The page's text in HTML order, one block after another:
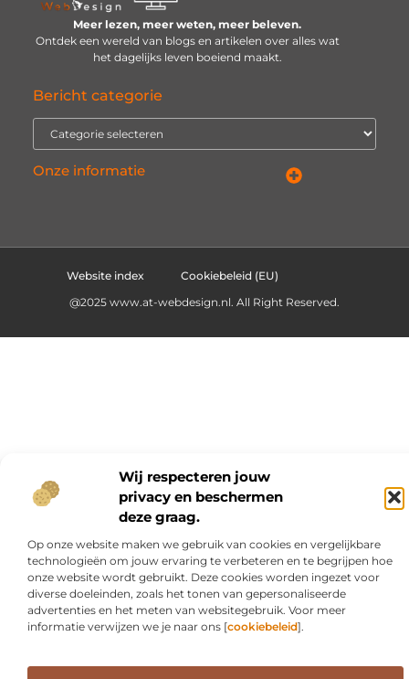
Wij respecteren jouw
privacy en beschermen
deze graag.
Op onze website maken we gebruik van cookies en vergelijkbare
technologieën om jouw ervaring te verbeteren en te begrijpen hoe
onze website wordt gebruikt. Deze cookies worden ingezet voor
diverse doeleinden, zoals het tonen van gepersonaliseerde
advertenties en het meten van websitegebruik. Voor meer
informatie verwijzen we je naar ons [cookiebeleid].
Meer lezen, meer weten, meer beleven.
Ontdek een wereld van blogs en artikelen over alles wat
het dagelijks leven boeiend maakt.
Bericht categorie
Onze informatie
Website index
Cookiebeleid (EU)
@2025 www.at-webdesign.nl. All Right Reserved.